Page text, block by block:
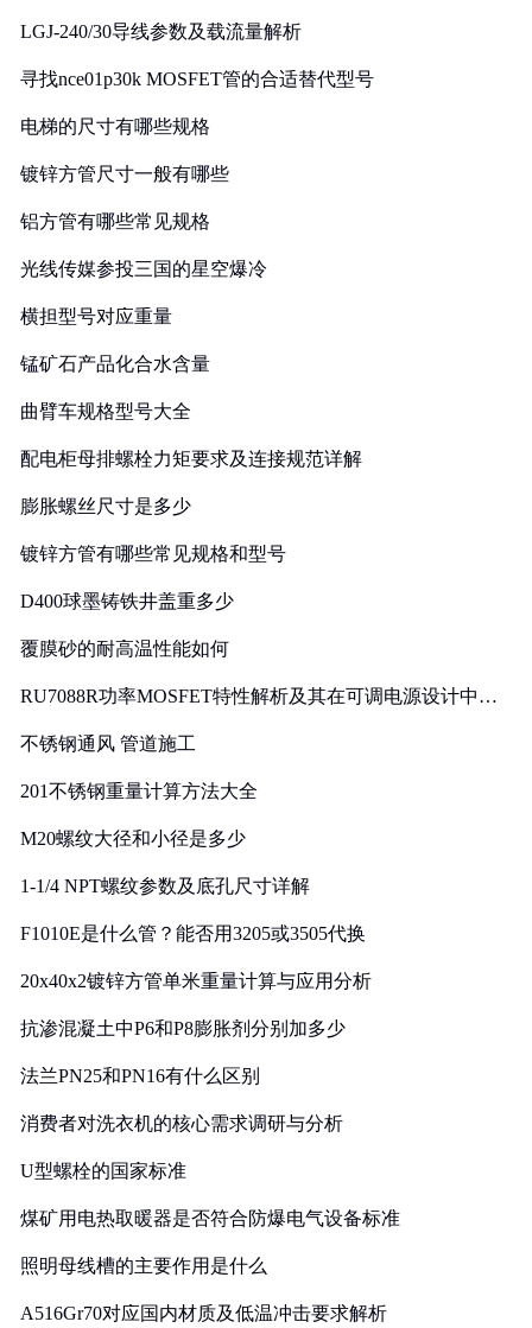
LGJ-240/30导线参数及载流量解析
寻找nce01p30k MOSFET管的合适替代型号
电梯的尺寸有哪些规格
镀锌方管尺寸一般有哪些
铝方管有哪些常见规格
光线传媒参投三国的星空爆冷
横担型号对应重量
锰矿石产品化合水含量
曲臂车规格型号大全
配电柜母排螺栓力矩要求及连接规范详解
膨胀螺丝尺寸是多少
镀锌方管有哪些常见规格和型号
D400球墨铸铁井盖重多少
覆膜砂的耐高温性能如何
RU7088R功率MOSFET特性解析及其在可调电源设计中的
不锈钢通风 管道施工
201不锈钢重量计算方法大全
M20螺纹大径和小径是多少
1-1/4 NPT螺纹参数及底孔尺寸详解
F1010E是什么管？能否用3205或3505代换
20x40x2镀锌方管单米重量计算与应用分析
抗渗混凝土中P6和P8膨胀剂分别加多少
法兰PN25和PN16有什么区别
消费者对洗衣机的核心需求调研与分析
U型螺栓的国家标准
煤矿用电热取暖器是否符合防爆电气设备标准
照明母线槽的主要作用是什么
A516Gr70对应国内材质及低温冲击要求解析